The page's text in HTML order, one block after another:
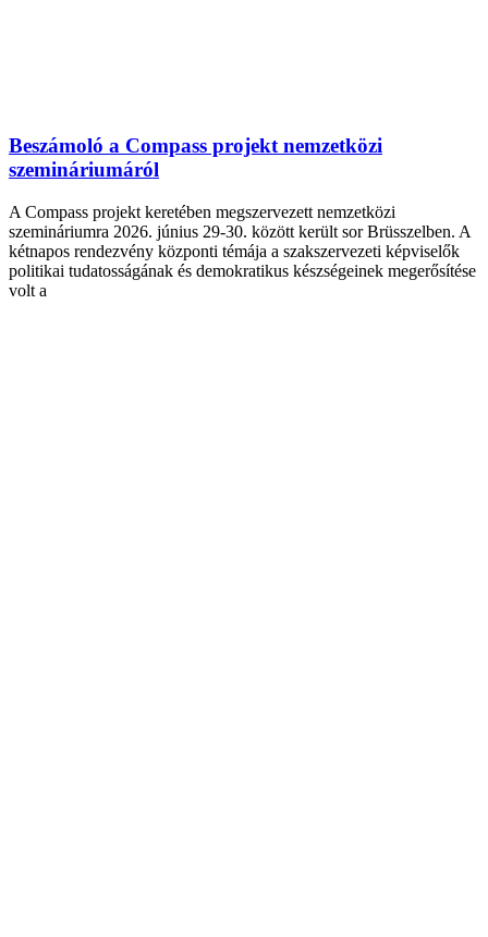
Beszámoló a Compass projekt nemzetközi
szemináriumáról
A Compass projekt keretében megszervezett nemzetközi
szemináriumra 2026. június 29-30. között került sor Brüsszelben. A
kétnapos rendezvény központi témája a szakszervezeti képviselők
politikai tudatosságának és demokratikus készségeinek megerősítése
volt a